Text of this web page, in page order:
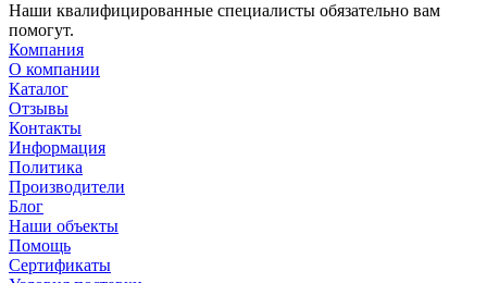
Наши квалифицированные специалисты обязательно вам
помогут.
Компания
О компании
Каталог
Отзывы
Контакты
Информация
Политика
Производители
Блог
Наши объекты
Помощь
Сертификаты